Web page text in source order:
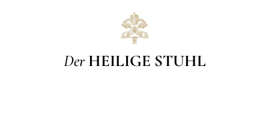
Der HEILIGE STUHL